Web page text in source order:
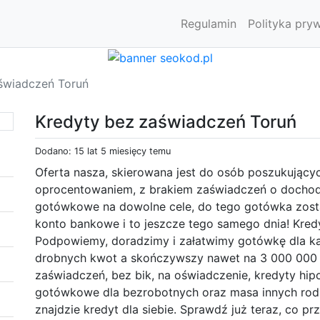
Regulamin Polityka
Toruń
Kredyty bez zaświadczeń Toruń
Dodano: 15 lat 5 miesięcy temu
Oferta nasza, skierowana jest do osób
oprocentowaniem, z brakiem zaświadczeń o
gotówkowe na dowolne cele, do tego gotówka
konto bankowe i to jeszcze tego samego dnia!
Podpowiemy, doradzimy i załatwimy gotówkę dla
drobnych kwot a skończywszy nawet na 3 000
zaświadczeń, bez bik, na oświadczenie, kredyty
gotówkowe dla bezrobotnych oraz masa innych
znajdzie kredyt dla siebie. Sprawdź już teraz, co